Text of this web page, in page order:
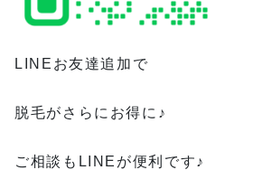
LINEお友達追加で
脱毛がさらにお得に♪
ご相談もLINEが便利です♪